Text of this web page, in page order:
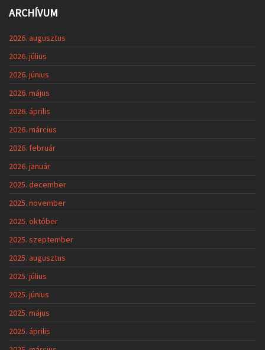
ARCHÍVUM
2026. augusztus
2026. július
2026. június
2026. május
2026. április
2026. március
2026. február
2026. január
2025. december
2025. november
2025. október
2025. szeptember
2025. augusztus
2025. július
2025. június
2025. május
2025. április